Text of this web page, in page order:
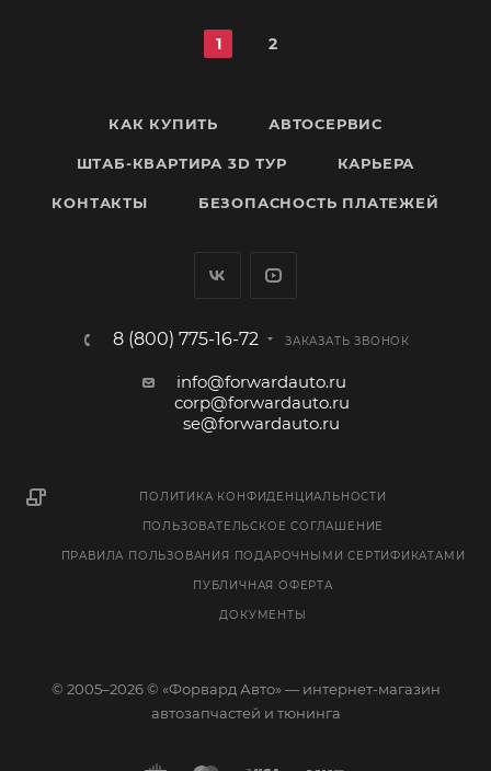
1 2
КАК КУПИТЬ АВТОСЕРВИС
ШТАБ-КВАРТИРА 3D ТУР КАРЬЕРА
КОНТАКТЫ БЕЗОПАСНОСТЬ ПЛАТЕЖЕЙ
8 (800) 775-16-72 ЗАКАЗАТЬ ЗВОНОК
info@forwardauto.ru
corp@forwardauto.ru
se@forwardauto.ru
ПОЛИТИКА КОНФИДЕНЦИАЛЬНОСТИ
ПОЛЬЗОВАТЕЛЬСКОЕ СОГЛАШЕНИЕ
ПРАВИЛА ПОЛЬЗОВАНИЯ ПОДАРОЧНЫМИ СЕРТИФИКАТАМИ
ПУБЛИЧНАЯ ОФЕРТА
ДОКУМЕНТЫ
© 2005–2026 © «Форвард Авто» — интернет-магазин
автозапчастей и тюнинга